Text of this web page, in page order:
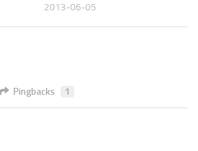
2013-06-05
Pingbacks 1